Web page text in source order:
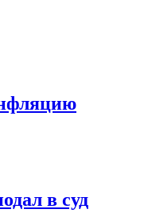
в суд